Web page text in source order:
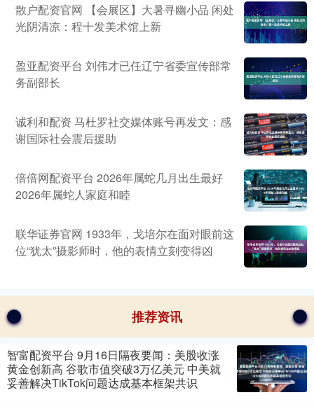
散户配资官网 【会展区】大暑寻幽小品 闲处
光阴清凉：程十发美术馆上新
盈亚配资平台 刘伟才已任辽宁省委宣传部常
务副部长
诚利和配资 马杜罗社交媒体账号再发文：感
谢国际社会震后援助
倍倍网配资平台 2026年属蛇几月出生最好
2026年属蛇人家庭和睦
联华证券官网 1933年，戈培尔在面对眼前这
位“犹太”摄影师时，他的表情立刻变得凶
推荐资讯
智富配资平台 9月16日隔夜要闻：美股收涨
黄金创新高 谷歌市值突破3万亿美元 中美就
妥善解决TikTok问题达成基本框架共识